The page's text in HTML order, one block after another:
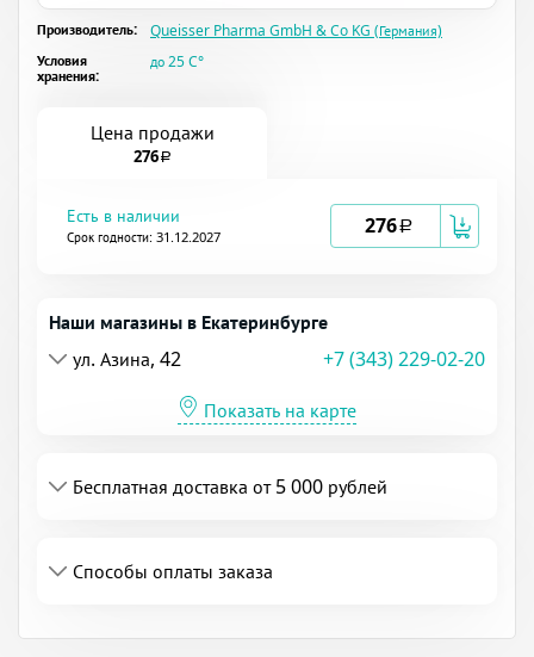
Производитель:
Queisser Pharma GmbH & Co KG (Германия)
Условия
хранения:
до 25 C°
Цена продажи
276a
Есть в наличии
Срок годности: 31.12.2027 276a
Наши магазины в Екатеринбурге
ул. Азина, 42
+7 (343) 229-02-20
Показать на карте
Бесплатная доставка от 5 000 рублей
Способы оплаты заказа